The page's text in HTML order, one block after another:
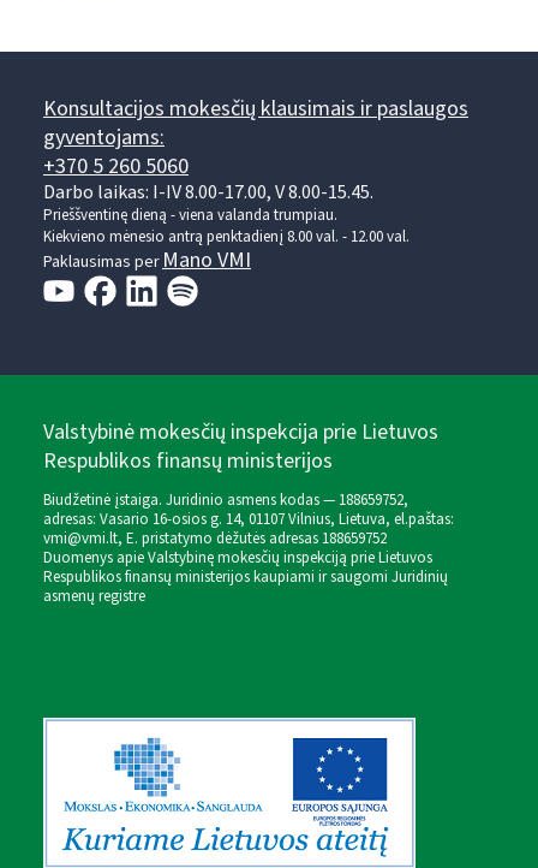
Konsultacijos mokesčių klausimais ir paslaugos
gyventojams:
+370 5 260 5060
Darbo laikas: I-IV 8.00-17.00, V 8.00-15.45.
Prieššventinę dieną - viena valanda trumpiau.
Kiekvieno mėnesio antrą penktadienį 8.00 val. - 12.00 val.
Paklausimas per Mano VMI
Valstybinė mokesčių inspekcija prie Lietuvos
Respublikos finansų ministerijos
Biudžetinė įstaiga. Juridinio asmens kodas — 188659752,
adresas: Vasario 16-osios g. 14, 01107 Vilnius, Lietuva, el.paštas:
vmi@vmi.lt, E. pristatymo dėžutės adresas 188659752
Duomenys apie Valstybinę mokesčių inspekciją prie Lietuvos
Respublikos finansų ministerijos kaupiami ir saugomi Juridinių
asmenų registre